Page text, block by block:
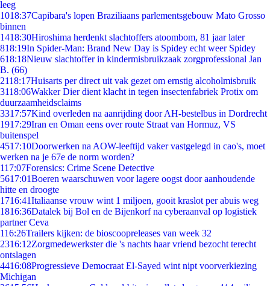
leeg
1018:37Capibara's lopen Braziliaans parlementsgebouw Mato Grosso
binnen
1418:30Hiroshima herdenkt slachtoffers atoombom, 81 jaar later
818:19In Spider-Man: Brand New Day is Spidey echt weer Spidey
618:18Nieuw slachtoffer in kindermisbruikzaak zorgprofessional Jan
B. (66)
2118:17Huisarts per direct uit vak gezet om ernstig alcoholmisbruik
3118:06Wakker Dier dient klacht in tegen insectenfabriek Protix om
duurzaamheidsclaims
3317:57Kind overleden na aanrijding door AH-bestelbus in Dordrecht
1917:29Iran en Oman eens over route Straat van Hormuz, VS
buitenspel
4517:10Doorwerken na AOW-leeftijd vaker vastgelegd in cao's, moet
werken na je 67e de norm worden?
117:07Forensics: Crime Scene Detective
5617:01Boeren waarschuwen voor lagere oogst door aanhoudende
hitte en droogte
1716:41Italiaanse vrouw wint 1 miljoen, gooit kraslot per abuis weg
1816:36Datalek bij Bol en de Bijenkorf na cyberaanval op logistiek
partner Ceva
116:26Trailers kijken: de bioscoopreleases van week 32
2316:12Zorgmedewerkster die 's nachts haar vriend bezocht terecht
ontslagen
4416:08Progressieve Democraat El-Sayed wint nipt voorverkiezing
Michigan